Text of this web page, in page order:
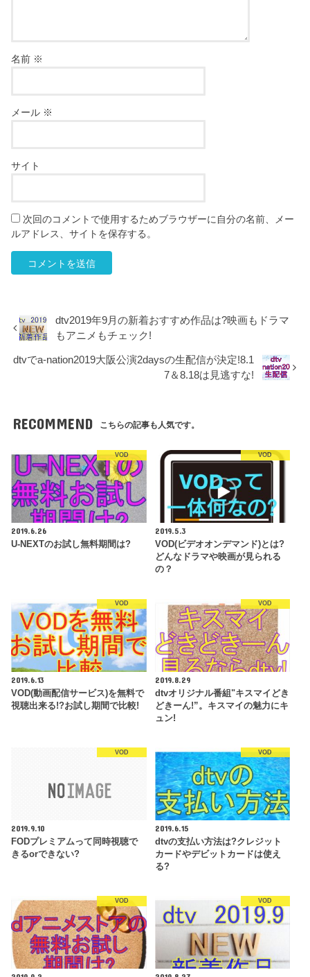
名前 ※
メール ※
サイト
次回のコメントで使用するためブラウザーに自分の名前、メー
ルアドレス、サイトを保存する。
dtv2019年9月の新着おすすめ作品は?映画もドラマ
もアニメもチェック!
dtvでa-nation2019大阪公演2daysの生配信が決定!8.1
7＆8.18は見逃すな!
RECOMMEND こちらの記事も人気です。
VOD
2019.6.26
U-NEXTのお試し無料期間は?
VOD
2019.5.3
VOD(ビデオオンデマンド)とは?
どんなドラマや映画が見られる
の？
VOD
2019.6.13
VOD(動画配信サービス)を無料で
視聴出来る!?お試し期間で比較!
VOD
2019.8.29
dtvオリジナル番組"キスマイどき
どきーん!”。キスマイの魅力にキ
ュン!
VOD
2019.9.10
FODプレミアムって同時視聴で
きるorできない?
VOD
2019.6.15
dtvの支払い方法は?クレジット
カードやデビットカードは使え
る?
VOD VOD